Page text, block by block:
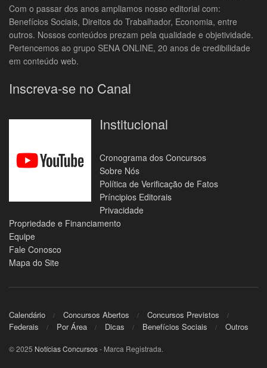
Com o passar dos anos ampliamos nosso editorial com:
Benefícios Sociais, Direitos do Trabalhador, Economia, entre
outros. Nossos conteúdos prezam pela qualidade e objetividade.
Pertencemos ao grupo SENA ONLINE, 20 anos de credibilidade
em conteúdo web.
Inscreva-se no Canal
Institucional
Cronograma dos Concursos
Sobre Nós
Política de Verificação de Fatos
Príncipios Editorais
Privacidade
Propriedade e Financiamento
Equipe
Fale Conosco
Mapa do Site
Calendário Concursos Abertos
Concursos Previstos
Federais
Por Área Dicas Benefícios Sociais Outros
© 2025 Notícias Concursos- Marca Registrada.